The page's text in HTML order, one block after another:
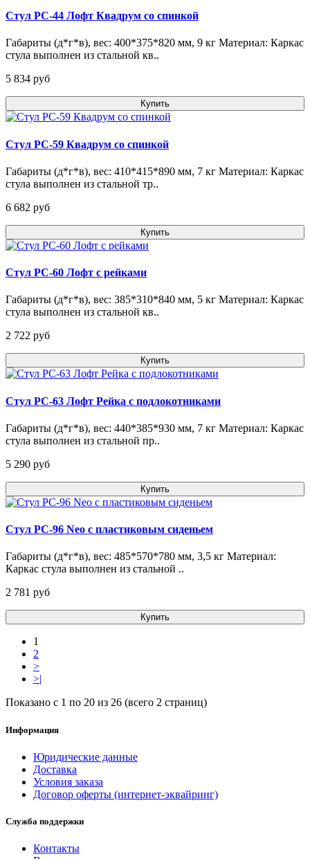
Стул РС-44 Лофт Квадрум со спинкой
Габариты (д*г*в), вес: 400*375*820 мм, 9 кг Материал: Каркас
стула выполнен из стальной кв..
5 834 pуб
Купить
Стул РС-59 Квадрум со спинкой
Габариты (д*г*в), вес: 410*415*890 мм, 7 кг Материал: Каркас
стула выполнен из стальной тр..
6 682 pуб
Купить
Стул РС-60 Лофт с рейками
Габариты (д*г*в), вес: 385*310*840 мм, 5 кг Материал: Каркас
стула выполнен из стальной кв..
2 722 pуб
Купить
Стул РС-63 Лофт Рейка с подлокотниками
Габариты (д*г*в), вес: 440*385*930 мм, 7 кг Материал: Каркас
стула выполнен из стальной пр..
5 290 pуб
Купить
Стул РС-96 Neo с пластиковым сиденьем
Габариты (д*г*в), вес: 485*570*780 мм, 3,5 кг Материал:
Каркас стула выполнен из стальной ..
2 781 pуб
Купить
1
2
>
>|
Показано с 1 по 20 из 26 (всего 2 страниц)
Информация
Юридические данные
Доставка
Условия заказа
Договор оферты (интернет-эквайринг)
Служба поддержки
Контакты